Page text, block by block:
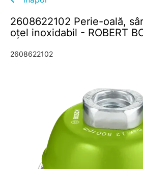
2608622102 Perie-oală,
oțel inoxidabil - ROBERT
2608622102